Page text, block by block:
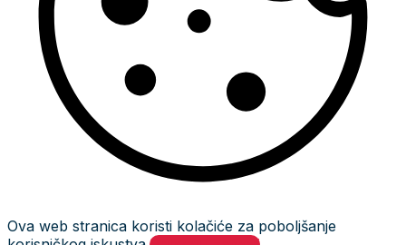
Ova web stranica koristi kolačiće za poboljšanje